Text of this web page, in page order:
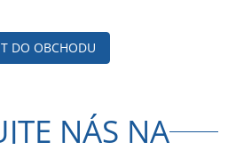
DO OBCHODU
NÁS NA